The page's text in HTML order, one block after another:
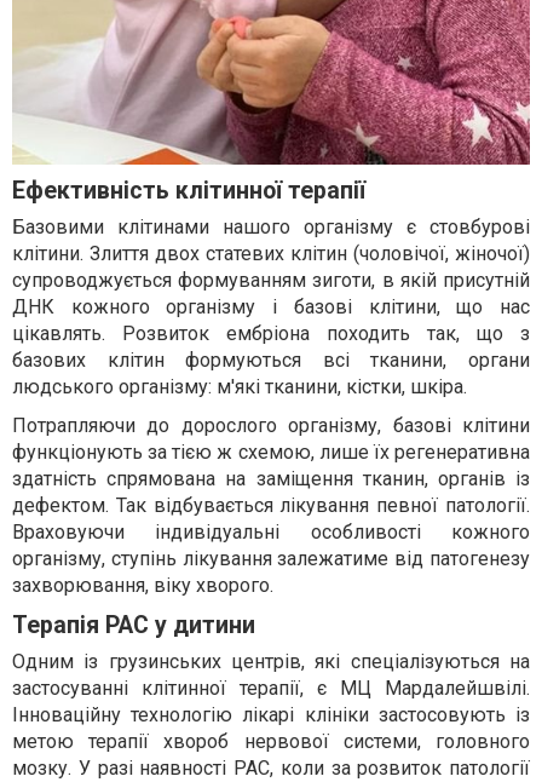
Ефективність клітинної терапії
Базовими клітинами нашого організму є стовбурові
клітини. Злиття двох статевих клітин (чоловічої, жіночої)
супроводжується формуванням зиготи, в якій присутній
ДНК кожного організму і базові клітини, що нас
цікавлять. Розвиток ембріона походить так, що з
базових клітин формуються всі тканини, органи
людського організму: м'які тканини, кістки, шкіра.
Потрапляючи до дорослого організму, базові клітини
функціонують за тією ж схемою, лише їх регенеративна
здатність спрямована на заміщення тканин, органів із
дефектом. Так відбувається лікування певної патології.
Враховуючи індивідуальні особливості кожного
організму, ступінь лікування залежатиме від патогенезу
захворювання, віку хворого.
Терапія РАС у дитини
Одним із грузинських центрів, які спеціалізуються на
застосуванні клітинної терапії, є МЦ Мардалейшвілі.
Інноваційну технологію лікарі клініки застосовують із
метою терапії хвороб нервової системи, головного
мозку. У разі наявності РАС, коли за розвиток патології